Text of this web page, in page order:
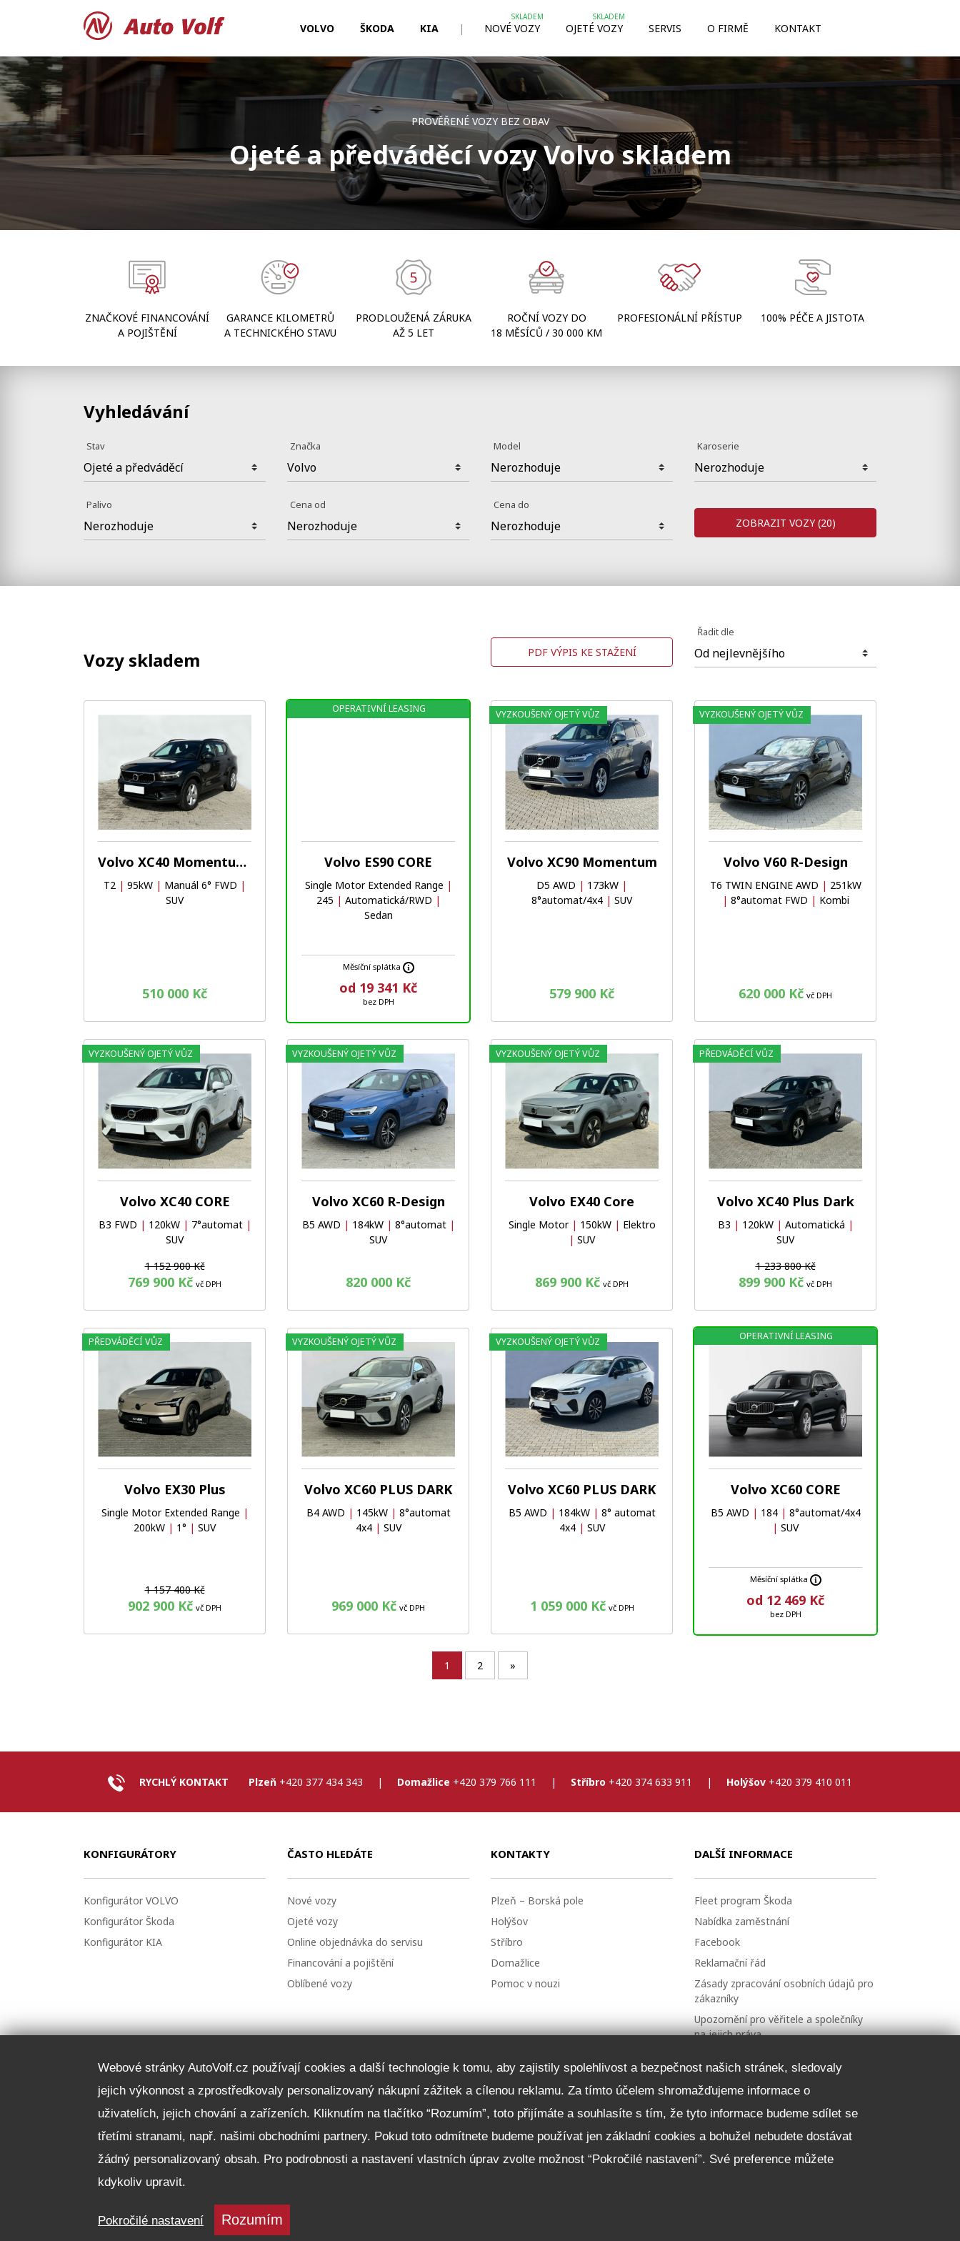
VOLVO ŠKODA KIA | NOVÉ VOZY OJETÉ VOZY SERVIS O FIRMĚ KONTAKT
PROVĚŘENÉ VOZY BEZ OBAV
Ojeté a předváděcí vozy Volvo skladem
ZNAČKOVÉ FINANCOVÁNÍ
A POJIŠTĚNÍ
GARANCE KILOMETRŮ
A TECHNICKÉHO STAVU
PRODLOUŽENÁ ZÁRUKA
AŽ 5 LET
ROČNÍ VOZY DO
18 MĚSÍCŮ / 30 000 KM
PROFESIONÁLNÍ PŘÍSTUP 100% PÉČE A JISTOTA
Vyhledávání
Stav Značka Model Karoserie
Palivo Cena od Cena do
ZOBRAZIT VOZY(20)
Vozy skladem PDF VÝPIS KE STAŽENÍ
Řadit dle
Volvo XC40 Momentum core
T2 | 95kW | Manuál 6° FWD |
SUV
510 000 Kč
Oblíbené
Porovnat
Volvo ES90 CORE
Single Motor Extended Range |
245 | Automatická/RWD |
Sedan
Měsíční splátka
od 19 341 Kč
bez DPH
OPERATIVNÍ LEASING
Volvo XC90 Momentum
D5 AWD | 173kW |
8°automat/4x4 | SUV
579 900 Kč
VYZKOUŠENÝ OJETÝ VŮZ Oblíbené
Porovnat
Volvo V60 R-Design
T6 TWIN ENGINE AWD | 251kW
| 8°automat FWD | Kombi
620 000 Kč vč DPH
VYZKOUŠENÝ OJETÝ VŮZ
Volvo XC40 CORE
B3 FWD | 120kW | 7°automat |
SUV
1 152 900 Kč
769 900 Kč vč DPH
VYZKOUŠENÝ OJETÝ VŮZ Oblíbené
Porovnat
Volvo XC60 R-Design
B5 AWD | 184kW | 8°automat |
SUV
820 000 Kč
VYZKOUŠENÝ OJETÝ VŮZ Oblíbené
Porovnat
Volvo EX40 Core
Single Motor | 150kW | Elektro
| SUV
869 900 Kč vč DPH
VYZKOUŠENÝ OJETÝ VŮZ Oblíbené
Porovnat
Volvo XC40 Plus Dark
B3 | 120kW | Automatická |
SUV
1 233 800 Kč
899 900 Kč vč DPH
PŘEDVÁDĚCÍ VŮZ
Volvo EX30 Plus
Single Motor Extended Range |
200kW | 1° | SUV
1 157 400 Kč
902 900 Kč vč DPH
PŘEDVÁDĚCÍ VŮZ Oblíbené
Porovnat
Volvo XC60 PLUS DARK
B4 AWD | 145kW | 8°automat
4x4 | SUV
969 000 Kč vč DPH
VYZKOUŠENÝ OJETÝ VŮZ Oblíbené
Porovnat
Volvo XC60 PLUS DARK
B5 AWD | 184kW | 8° automat
4x4 | SUV
1 059 000 Kč vč DPH
VYZKOUŠENÝ OJETÝ VŮZ Oblíbené
Porovnat
Volvo XC60 CORE
B5 AWD | 184 | 8°automat/4x4
| SUV
Měsíční splátka
od 12 469 Kč
bez DPH
OPERATIVNÍ LEASING
1 2 »
RYCHLÝ KONTAKT Plzeň +420 377 434 343 | Domažlice +420 379 766 111 | Stříbro +420 374 633 911 | Holýšov +420 379 410 011
KONFIGURÁTORY
Konfigurátor VOLVO
Konfigurátor Škoda
Konfigurátor KIA
ČASTO HLEDÁTE
Nové vozy
Ojeté vozy
Online objednávka do servisu
Financování a pojištění
Oblíbené vozy
KONTAKTY
Plzeň – Borská pole
Holýšov
Stříbro
Domažlice
Pomoc v nouzi
DALŠÍ INFORMACE
Fleet program Škoda
Nabídka zaměstnání
Facebook
Reklamační řád
Zásady zpracování osobních údajů pro
zákazníky
Upozornění pro věřitele a společníky
na jejich práva
NEZÁVAZNĚ POPTAT VŮZ
Auto Volf spol. s r.o. | IČ: 49194216 | sídlo: Plzeňská 1444, 349 01 Stříbro
Webové stránky AutoVolf.cz používají cookies a další technologie k tomu, aby zajistily spolehlivost a bezpečnost našich stránek, sledovaly
jejich výkonnost a zprostředkovaly personalizovaný nákupní zážitek a cílenou reklamu. Za tímto účelem shromažďujeme informace o
uživatelích, jejich chování a zařízeních. Kliknutím na tlačítko “Rozumím”, toto přijímáte a souhlasíte s tím, že tyto informace budeme sdílet se
třetími stranami, např. našimi obchodními partnery. Pokud toto odmítnete budeme používat jen základní cookies a bohužel nebudete dostávat
žádný personalizovaný obsah. Pro podrobnosti a nastavení vlastních úprav zvolte možnost “Pokročilé nastavení”. Své preference můžete
kdykoliv upravit.
Pokročilé nastavení Rozumím